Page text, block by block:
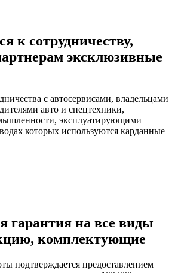
к сотрудничеству,
эксклюзивные
с автосервисами, владельцами
авто и спецтехники,
эксплуатирующими
которых используются карданные
гарантия на все виды
комплектующие
подтверждается предоставлением